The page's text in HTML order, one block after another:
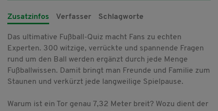
Zusatzinfos Verfasser Schlagworte
Das ultimative Fußball-Quiz macht Fans zu echten
Experten. 300 witzige, verrückte und spannende Fragen
rund um den Ball werden ergänzt durch jede Menge
Fußballwissen. Damit bringt man Freunde und Familie zum
Staunen und verkürzt jede langweilige Spielpause.
Warum ist ein Tor genau 7,32 Meter breit? Wozu dient der